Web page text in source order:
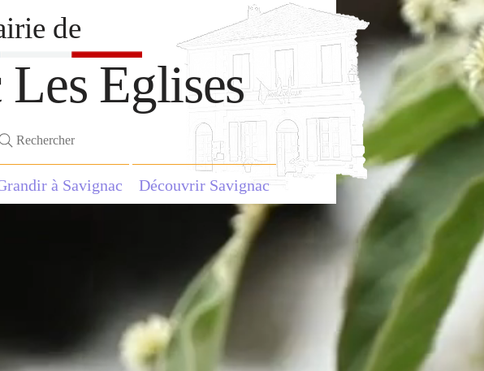
Eglises
à Savignac Découvrir Savignac
de
Rechercher